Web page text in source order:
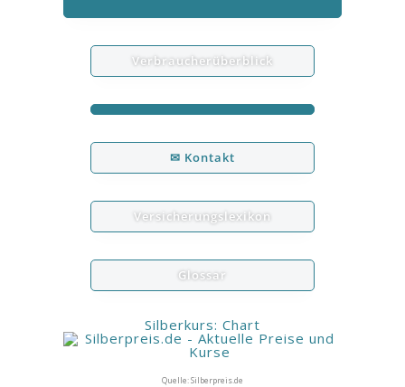
Verbraucherüberblick
✉ Kontakt
Versicherungslexikon
Glossar
Silberkurs: Chart
Quelle: Silberpreis.de